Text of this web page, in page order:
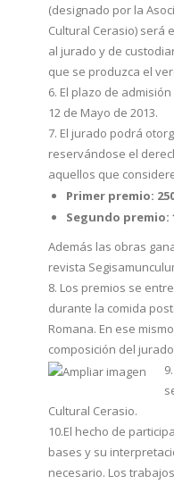
(designado por la
Cultural Cerasio) será
al jurado y de
que se produzca el
6. El plazo de
12 de Mayo de 2013.
7. El jurado podrá
reservándose el
aquellos que
Primer premio:
Segundo premio:
Además las obras
revista
8. Los premios se
durante la comida
Romana. En ese
composición del
Cultural Cerasio.
10.El hecho de
bases y su
necesario. Los